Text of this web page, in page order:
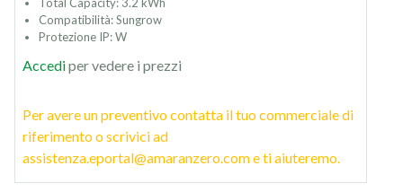
Compatibilità: Sungrow
Protezione IP: W
Accediper vedere i prezzi
Per avere un preventivo contatta il tuo commerciale di
riferimento o scrivici ad
assistenza.eportal@amaranzero.com e ti aiuteremo.